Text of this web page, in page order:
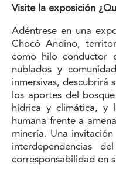
Visite la exposición
Adéntrese en una
Chocó Andino,
como hilo conductor
nublados y
inmersivas, descubrirá
los aportes del
hídrica y climática, y
humana frente a
minería. Una
interdependencias
corresponsabilidad en